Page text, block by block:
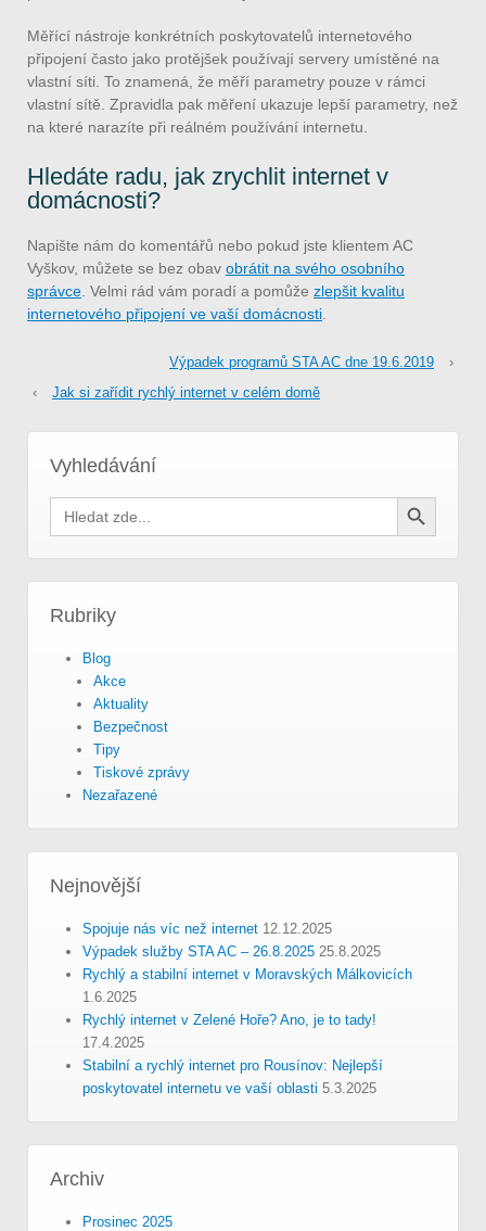
Měřící nástroje konkrétních poskytovatelů internetového
připojení často jako protějšek používají servery umístěné na
vlastní síti. To znamená, že měří parametry pouze v rámci
vlastní sítě. Zpravidla pak měření ukazuje lepší parametry, než
na které narazíte při reálném používání internetu.
Hledáte radu, jak zrychlit internet v
domácnosti?
Napište nám do komentářů nebo pokud jste klientem AC
Vyškov, můžete se bez obav obrátit na svého osobního
správce . Velmi rád vám poradí a pomůže zlepšit kvalitu
internetového připojení ve vaší domácnosti
Výpadek programů STA AC dne 19.6.2019
›
‹
Jak si zařídit rychlý internet v celém domě
Vyhledávání
Search
for:
Search Button
Rubriky
Blog
Akce
Aktuality
Bezpečnost
Tipy
Tiskové zprávy
Nezařazené
Nejnovější
Spojuje nás víc než internet 12.12.2025
Výpadek služby STA AC – 26.8.2025 25.8.2025
Rychlý a stabilní internet v Moravských Málkovicích
1.6.2025
Rychlý internet v Zelené Hoře? Ano, je to tady!
17.4.2025
Stabilní a rychlý internet pro Rousínov: Nejlepší
poskytovatel internetu ve vaší oblasti 5.3.2025
Archiv
Prosinec 2025